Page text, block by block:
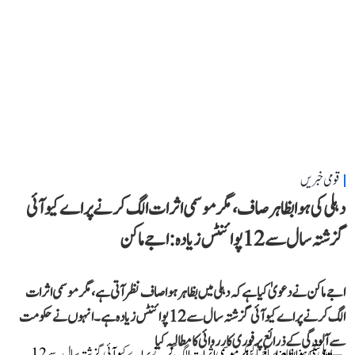
قومی خبریں
دہلی کی ہوا بظاہر صاف، مگر موسمی اثرات الگ کرنے پر اے کیو آئی
گزشتہ سال سے 12 پوائنٹس زیادہ: اجے ماکن
اجے ماکن نے دعویٰ کیا ہے کہ دہلی میں بظاہر ہوا صاف نظر آتی ہے، مگر موسمی اثرات
الگ کرنے پر اے کیو آئی گزشتہ سال سے 12 پوائنٹس زیادہ ہے۔ انہوں نے حکومت
سے آلودگی کے ذرائع پر فوری کارروائی کا مطالبہ کیا